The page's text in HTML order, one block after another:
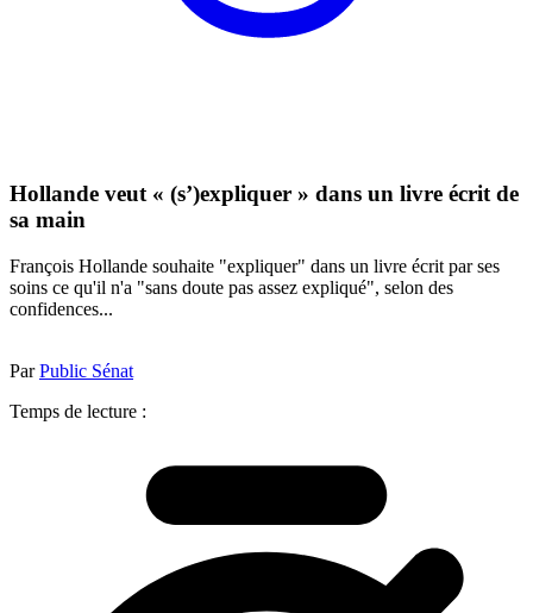
Hollande veut « (s’)expliquer » dans un livre écrit de
sa main
François Hollande souhaite "expliquer" dans un livre écrit par ses
soins ce qu'il n'a "sans doute pas assez expliqué", selon des
confidences...
ParPublic Sénat
Temps de lecture :